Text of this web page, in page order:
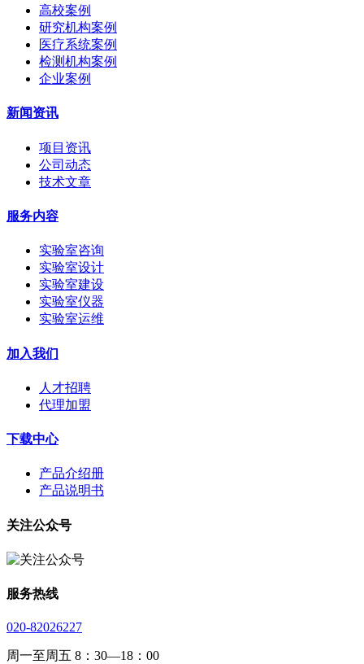
高校案例
研究机构案例
医疗系统案例
检测机构案例
企业案例
新闻资讯
项目资讯
公司动态
技术文章
服务内容
实验室咨询
实验室设计
实验室建设
实验室仪器
实验室运维
加入我们
人才招聘
代理加盟
下载中心
产品介绍册
产品说明书
关注公众号
服务热线
020-82026227
周一至周五 8：30—18：00